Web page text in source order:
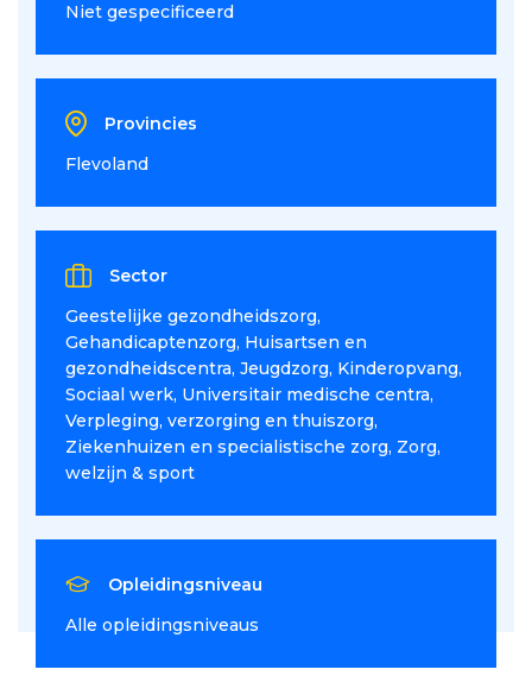
Niet gespecificeerd
Provincies
Flevoland
Sector
Geestelijke gezondheidszorg
Gehandicaptenzorg Huisartsen en
gezondheidscentra Jeugdzorg Kinderopvang
Sociaal werk Universitair medische centra
Verpleging, verzorging en thuiszorg
Ziekenhuizen en specialistische zorg Zorg,
welzijn & sport
Opleidingsniveau
Alle opleidingsniveaus